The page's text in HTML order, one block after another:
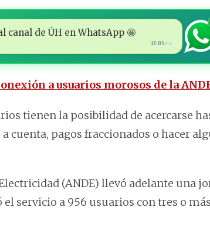
canal de ÚH en WhatsApp 🤩
13:03 ✓✓
a usuarios morosos de la
tienen la posibilidad de acercarse
cuenta, pagos fraccionados o hacer
(ANDE) llevó adelante una
servicio a 956 usuarios con tres o más